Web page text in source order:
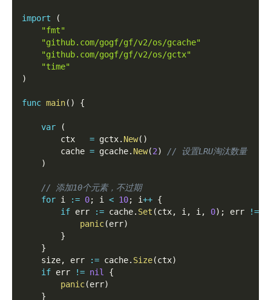
import
(
"fmt"
"github.com/gogf/gf/v2/os/gcache"
"github.com/gogf/gf/v2/os/gctx"
"time"
)
func main( ) {
var
(
        ctx
= gctx. New( )
        cache
= gcache. New(2)
// 设置LRU淘汰数量
)
// 添加10个元素，不过期
for i := 0; i < 10; i++ {
if err := cache. Set (ctx, i , i , 0) ; err !=
panic(err)
}
}
    size
, err := cache. Size(ctx)
if err != nil
{
panic(err)
}